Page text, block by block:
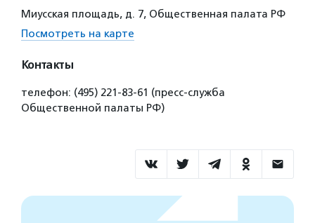
Миусская площадь, д. 7, Общественная палата РФ
Посмотреть на карте
Контакты
телефон: (495) 221-83-61 (пресс-служба
Общественной палаты РФ)